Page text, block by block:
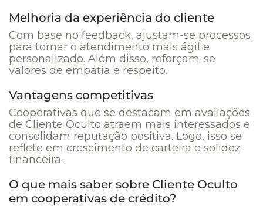
Melhoria da experiência do cliente
Com base no feedback, ajustam-se processos
para tornar o atendimento mais ágil e
personalizado. Além disso, reforçam-se
valores de empatia e respeito.
Vantagens competitivas
Cooperativas que se destacam em avaliações
de Cliente Oculto atraem mais interessados e
consolidam reputação positiva. Logo, isso se
reflete em crescimento de carteira e solidez
financeira.
O que mais saber sobre Cliente Oculto
em cooperativas de crédito?